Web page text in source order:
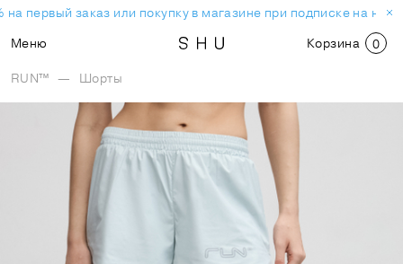
первый заказ или покупку в магазине при подписке на
Меню
Корзина 0
RUN™ — Шорты